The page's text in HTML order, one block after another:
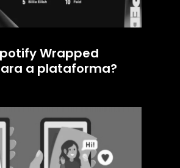
Wrapped
a plataforma?